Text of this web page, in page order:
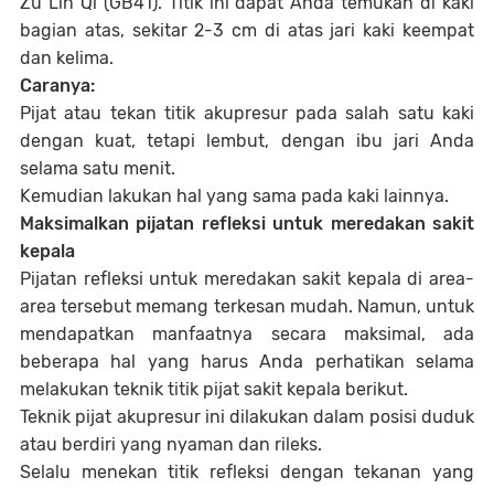
bagian atas, sekitar 2-3 cm di atas jari kaki keempat
dan kelima.
Caranya:
Pijat atau tekan titik akupresur pada salah satu kaki
dengan kuat, tetapi lembut, dengan ibu jari Anda
selama satu menit.
Kemudian lakukan hal yang sama pada kaki lainnya.
Maksimalkan pijatan refleksi untuk meredakan sakit
kepala
Pijatan refleksi untuk meredakan sakit kepala di area-
area tersebut memang terkesan mudah. Namun, untuk
mendapatkan manfaatnya secara maksimal, ada
beberapa hal yang harus Anda perhatikan selama
melakukan teknik titik pijat sakit kepala berikut.
Teknik pijat akupresur ini dilakukan dalam posisi duduk
atau berdiri yang nyaman dan rileks.
Selalu menekan titik refleksi dengan tekanan yang